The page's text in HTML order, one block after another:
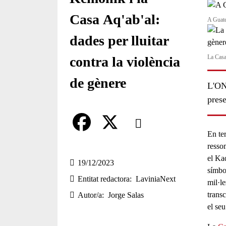
Casa Aq'ab'al:
dades per lluitar
contra la violència
de gènere
Comparteix
a
c
e
19/12/2023
Entitat redactora
LaviniaNext
Autor/a
Jorge Salas
A
La
En
el
el